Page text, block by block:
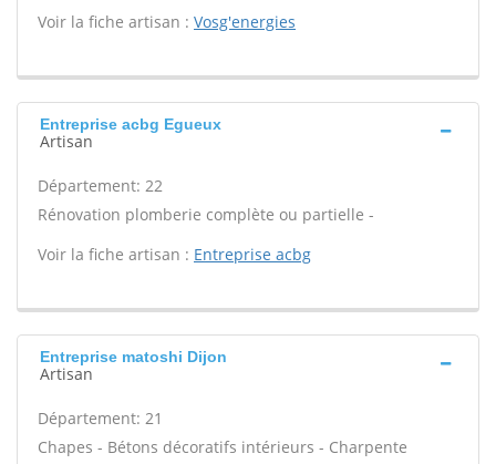
Voir la fiche artisan : Vosg'energies
Entreprise acbg Egueux
Artisan
Département: 22
Rénovation plomberie complète ou partielle -
Voir la fiche artisan : Entreprise acbg
Entreprise matoshi Dijon
Artisan
Département: 21
Chapes - Bétons décoratifs intérieurs - Charpente